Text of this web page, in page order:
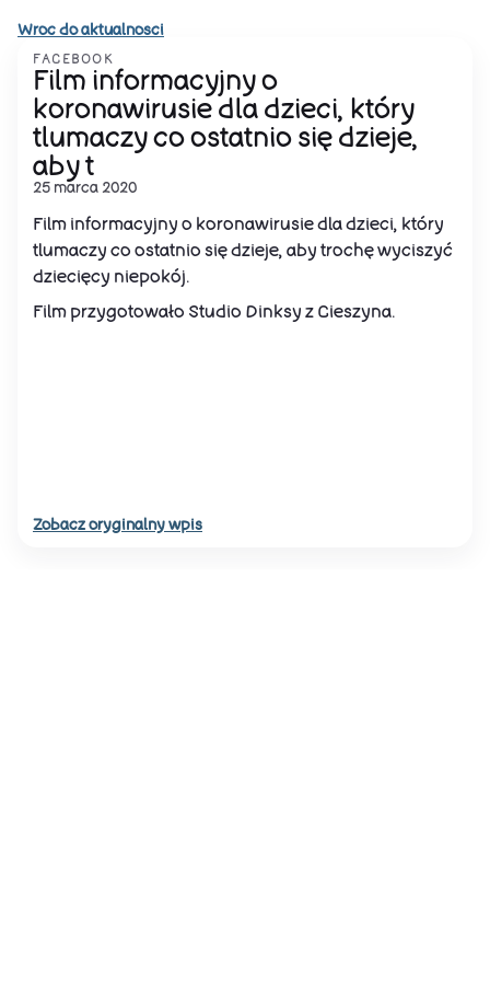
Wroc do aktualnosci
FACEBOOK
Film informacyjny o
koronawirusie dla dzieci, który
tlumaczy co ostatnio się dzieje,
aby t
25 marca 2020
Film informacyjny o koronawirusie dla dzieci, który
tlumaczy co ostatnio się dzieje, aby trochę wyciszyć
dziecięcy niepokój.
Film przygotowało Studio Dinksy z Cieszyna.
Zobacz oryginalny wpis